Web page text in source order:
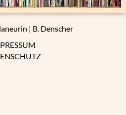
| B. Denscher